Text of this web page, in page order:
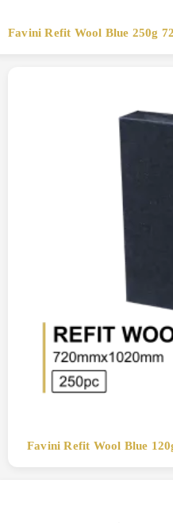
Favini Refit Wool Blue 250g
Favini Refit Wool Blue